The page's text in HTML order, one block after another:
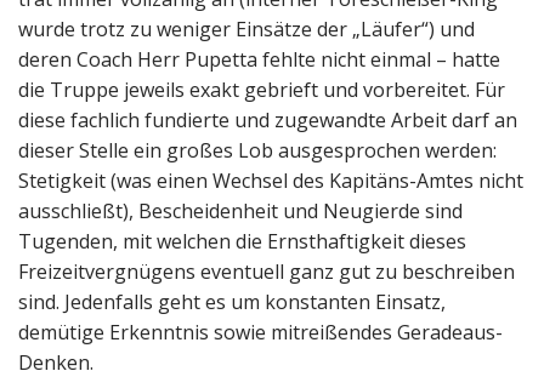
wurde trotz zu weniger Einsätze der „Läufer“) und
deren Coach Herr Pupetta fehlte nicht einmal – hatte
die Truppe jeweils exakt gebrieft und vorbereitet. Für
diese fachlich fundierte und zugewandte Arbeit darf an
dieser Stelle ein großes Lob ausgesprochen werden:
Stetigkeit (was einen Wechsel des Kapitäns-Amtes nicht
ausschließt), Bescheidenheit und Neugierde sind
Tugenden, mit welchen die Ernsthaftigkeit dieses
Freizeitvergnügens eventuell ganz gut zu beschreiben
sind. Jedenfalls geht es um konstanten Einsatz,
demütige Erkenntnis sowie mitreißendes Geradeaus-
Denken.